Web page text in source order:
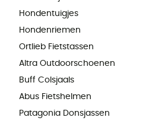
Hondentuigjes
Hondenriemen
Ortlieb Fietstassen
Altra Outdoorschoenen
Buff Colsjaals
Abus Fietshelmen
Patagonia Donsjassen